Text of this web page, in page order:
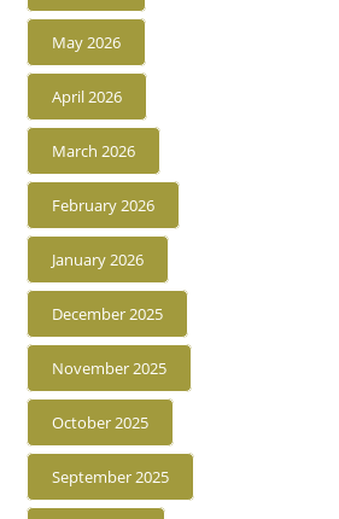
May 2026
April 2026
March 2026
February 2026
January 2026
December 2025
November 2025
October 2025
September 2025